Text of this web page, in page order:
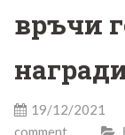
връчи
19/12/2021
comment